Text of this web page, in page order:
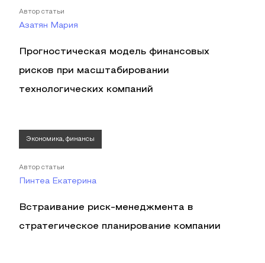
Автор статьи
Азатян Мария
Прогностическая модель финансовых
рисков при масштабировании
технологических компаний
Экономика, финансы
Автор статьи
Пинтеа Екатерина
Встраивание риск-менеджмента в
стратегическое планирование компании